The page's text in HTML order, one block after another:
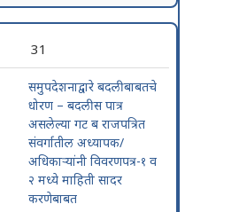
31
समुपदेशनाद्वारे बदलीबाबतचे
धोरण – बदलीस पात्र
असलेल्या गट ब राजपत्रित
संवर्गातील अध्यापक/
अधिकाऱ्यांनी विवरणपत्र-१ व
२ मध्ये माहिती सादर
करणेबाबत